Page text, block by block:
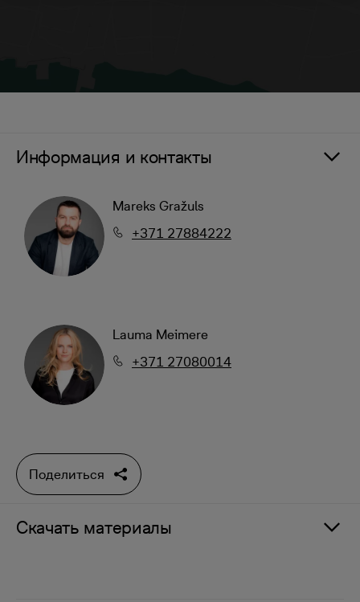
Информация и контакты
Mareks Gražuls
+371 27884222
Lauma Meimere
+371 27080014
Поделиться
Скачать материалы